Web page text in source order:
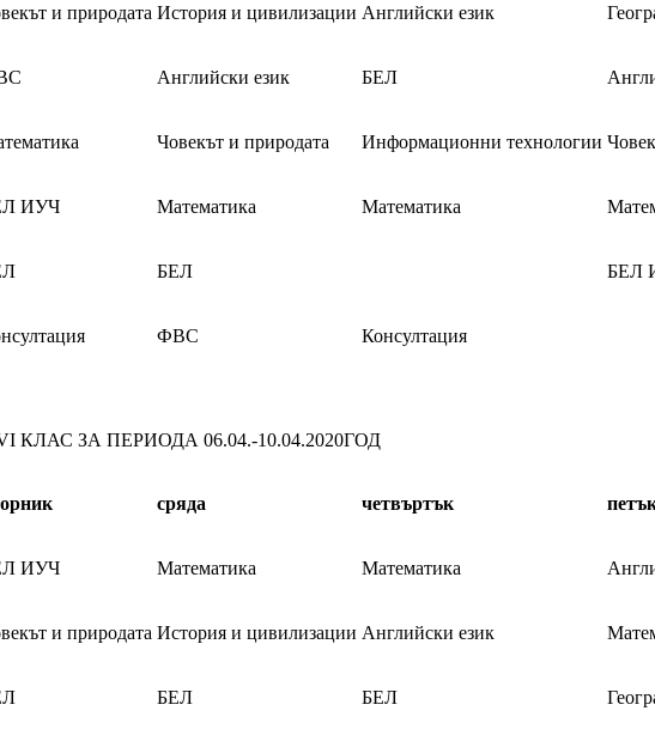
и природата История и цивилизации Английски език
Английски език БЕЛ
Човекът и природата Информационни технологии
ИУЧ Математика Математика
БЕЛ БЕЛ
ФВС Консултация
ЗА ПЕРИОДА 06.04.-10.04.2020ГОД
сряда четвъртък
ИУЧ Математика Математика
и природата История и цивилизации Английски език
БЕЛ БЕЛ